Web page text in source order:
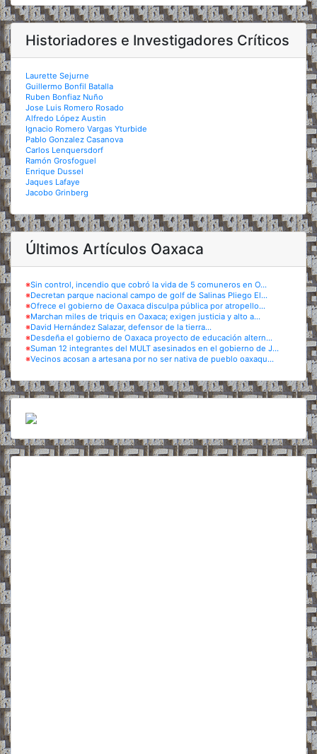
Historiadores e Investigadores Críticos
Laurette Sejurne
Guillermo Bonfil Batalla
Ruben Bonfiaz Nuño
Jose Luis Romero Rosado
Alfredo López Austin
Ignacio Romero Vargas Yturbide
Pablo Gonzalez Casanova
Carlos Lenquersdorf
Ramón Grosfoguel
Enrique Dussel
Jaques Lafaye
Jacobo Grinberg
Últimos Artículos Oaxaca
※Sin control, incendio que cobró la vida de 5 comuneros en O...
※Decretan parque nacional campo de golf de Salinas Pliego El...
※Ofrece el gobierno de Oaxaca disculpa pública por atropello...
※Marchan miles de triquis en Oaxaca; exigen justicia y alto a...
※David Hernández Salazar, defensor de la tierra...
※Desdeña el gobierno de Oaxaca proyecto de educación altern...
※Suman 12 integrantes del MULT asesinados en el gobierno de J...
※Vecinos acosan a artesana por no ser nativa de pueblo oaxaqu...